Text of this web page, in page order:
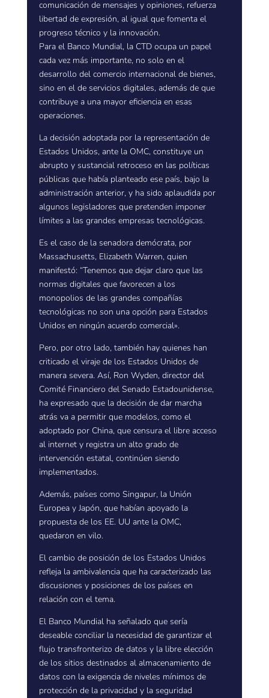
comunicación de mensajes y opiniones, refuerza
libertad de expresión, al igual que fomenta el
progreso técnico y la innovación.
Para el Banco Mundial, la CTD ocupa un papel
cada vez más importante, no solo en el
desarrollo del comercio internacional de bienes,
sino en el de servicios digitales, además de que
contribuye a una mayor eficiencia en esas
operaciones.
La decisión adoptada por la representación de
Estados Unidos, ante la OMC, constituye un
abrupto y sustancial retroceso en las políticas
públicas que había planteado ese país, bajo la
administración anterior, y ha sido aplaudida por
algunos legisladores que pretenden imponer
límites a las grandes empresas tecnológicas.
Es el caso de la senadora demócrata, por
Massachusetts, Elizabeth Warren, quien
manifestó: “Tenemos que dejar claro que las
normas digitales que favorecen a los
monopolios de las grandes compañías
tecnológicas no son una opción para Estados
Unidos en ningún acuerdo comercial».
Pero, por otro lado, también hay quienes han
criticado el viraje de los Estados Unidos de
manera severa. Así, Ron Wyden, director del
Comité Financiero del Senado Estadounidense,
ha expresado que la decisión de dar marcha
atrás va a permitir que modelos, como el
adoptado por China, que censura el libre acceso
al internet y registra un alto grado de
intervención estatal, continúen siendo
implementados.
Además, países como Singapur, la Unión
Europea y Japón, que habían apoyado la
propuesta de los EE. UU ante la OMC,
quedaron en vilo.
El cambio de posición de los Estados Unidos
refleja la ambivalencia que ha caracterizado las
discusiones y posiciones de los países en
relación con el tema.
El Banco Mundial ha señalado que sería
deseable conciliar la necesidad de garantizar el
flujo transfronterizo de datos y la libre elección
de los sitios destinados al almacenamiento de
datos con la exigencia de niveles mínimos de
protección de la privacidad y la seguridad